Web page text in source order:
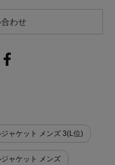
わせ
ャケット メンズ 3(L位)
ャケット メンズ